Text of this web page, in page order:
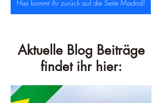
Hier kommt ihr zurück auf die Seite Madrid!
Aktuelle Blog Beiträge
findet ihr hier: